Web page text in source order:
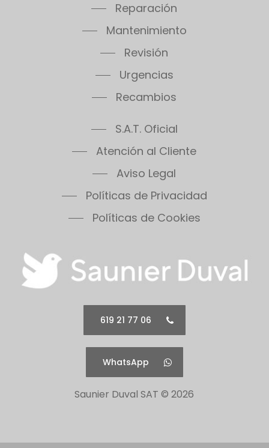
Reparación
Mantenimiento
Revisión
Urgencias
Recambios
S.A.T. Oficial
Atención al Cliente
Aviso Legal
Políticas de Privacidad
Políticas de Cookies
619 21 77 06
WhatsApp
Saunier Duval SAT ©2026